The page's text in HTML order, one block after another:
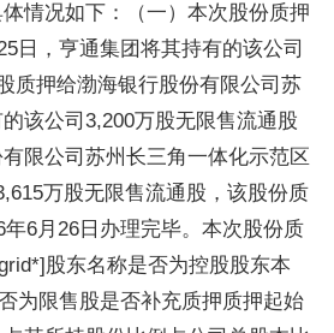
情况如下：（一）本次股份质押
日，亨通集团将其持有的该公司
质押给渤海银行股份有限公司苏
该公司3,200万股无限售流通股
限公司苏州长三角一体化示范区
万股无限售流通股，该股份质
6月26日办理完毕。本次股份质
股东名称是否为控股股东本
为限售股是否补充质押质押起始